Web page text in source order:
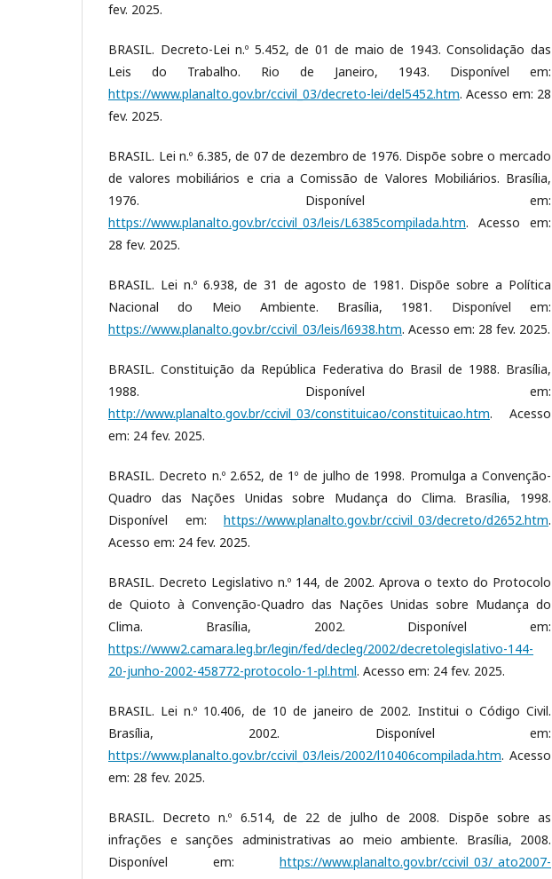
fev. 2025.
BRASIL. Decreto-Lei n.º 5.452, de 01 de maio de 1943. Consolidação das
Leis do Trabalho. Rio de Janeiro, 1943. Disponível em:
https://www.planalto.gov.br/ccivil_03/decreto-lei/del5452.htm. Acesso em: 28
fev. 2025.
BRASIL. Lei n.º 6.385, de 07 de dezembro de 1976. Dispõe sobre o mercado
de valores mobiliários e cria a Comissão de Valores Mobiliários. Brasília,
1976. Disponível em:
https://www.planalto.gov.br/ccivil_03/leis/L6385compilada.htm. Acesso em:
28 fev. 2025.
BRASIL. Lei n.º 6.938, de 31 de agosto de 1981. Dispõe sobre a Política
Nacional do Meio Ambiente. Brasília, 1981. Disponível em:
https://www.planalto.gov.br/ccivil_03/leis/l6938.htm. Acesso em: 28 fev. 2025.
BRASIL. Constituição da República Federativa do Brasil de 1988. Brasília,
1988. Disponível em:
http://www.planalto.gov.br/ccivil_03/constituicao/constituicao.htm. Acesso
em: 24 fev. 2025.
BRASIL. Decreto n.º 2.652, de 1º de julho de 1998. Promulga a Convenção-
Quadro das Nações Unidas sobre Mudança do Clima. Brasília, 1998.
Disponível em: https://www.planalto.gov.br/ccivil_03/decreto/d2652.htm.
Acesso em: 24 fev. 2025.
BRASIL. Decreto Legislativo n.º 144, de 2002. Aprova o texto do Protocolo
de Quioto à Convenção-Quadro das Nações Unidas sobre Mudança do
Clima. Brasília, 2002. Disponível em:
https://www2.camara.leg.br/legin/fed/decleg/2002/decretolegislativo-144-
20-junho-2002-458772-protocolo-1-pl.html. Acesso em: 24 fev. 2025.
BRASIL. Lei n.º 10.406, de 10 de janeiro de 2002. Institui o Código Civil.
Brasília, 2002. Disponível em:
https://www.planalto.gov.br/ccivil_03/leis/2002/l10406compilada.htm. Acesso
em: 28 fev. 2025.
BRASIL. Decreto n.º 6.514, de 22 de julho de 2008. Dispõe sobre as
infrações e sanções administrativas ao meio ambiente. Brasília, 2008.
Disponível em: https://www.planalto.gov.br/ccivil_03/_ato2007-